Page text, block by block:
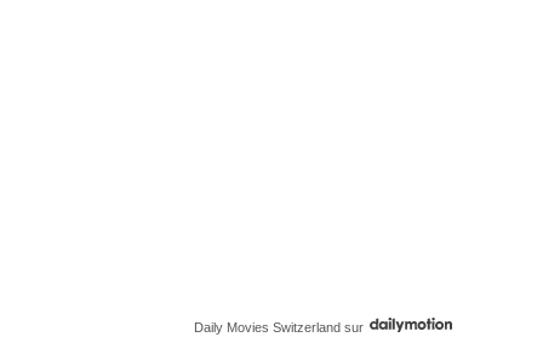
Daily Movies Switzerland sur